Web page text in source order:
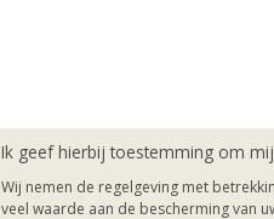
Ik geef hierbij toestemming om
Wij nemen de regelgeving met
veel waarde aan de bescherming van